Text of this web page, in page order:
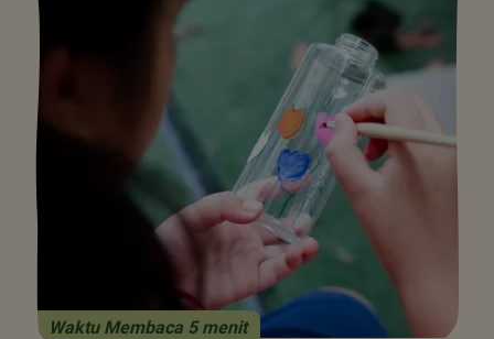
Waktu Membaca 5 menit